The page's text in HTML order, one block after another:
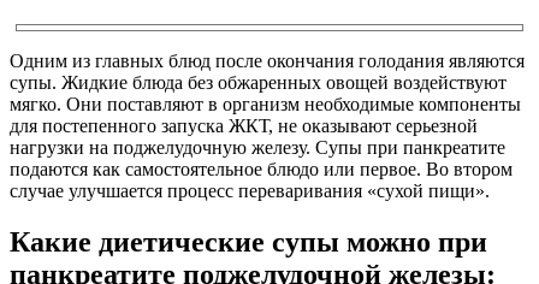
Одним из главных блюд после окончания голодания являются
супы. Жидкие блюда без обжаренных овощей воздействуют
мягко. Они поставляют в организм необходимые компоненты
для постепенного запуска ЖКТ, не оказывают серьезной
нагрузки на поджелудочную железу. Супы при панкреатите
подаются как самостоятельное блюдо или первое. Во втором
случае улучшается процесс переваривания «сухой пищи».
Какие диетические супы можно при
панкреатите поджелудочной железы: